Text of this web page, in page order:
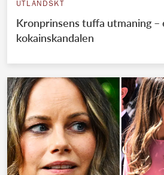
UTLÄNDSKT
Kronprinsens tuffa utmaning
kokainskandalen